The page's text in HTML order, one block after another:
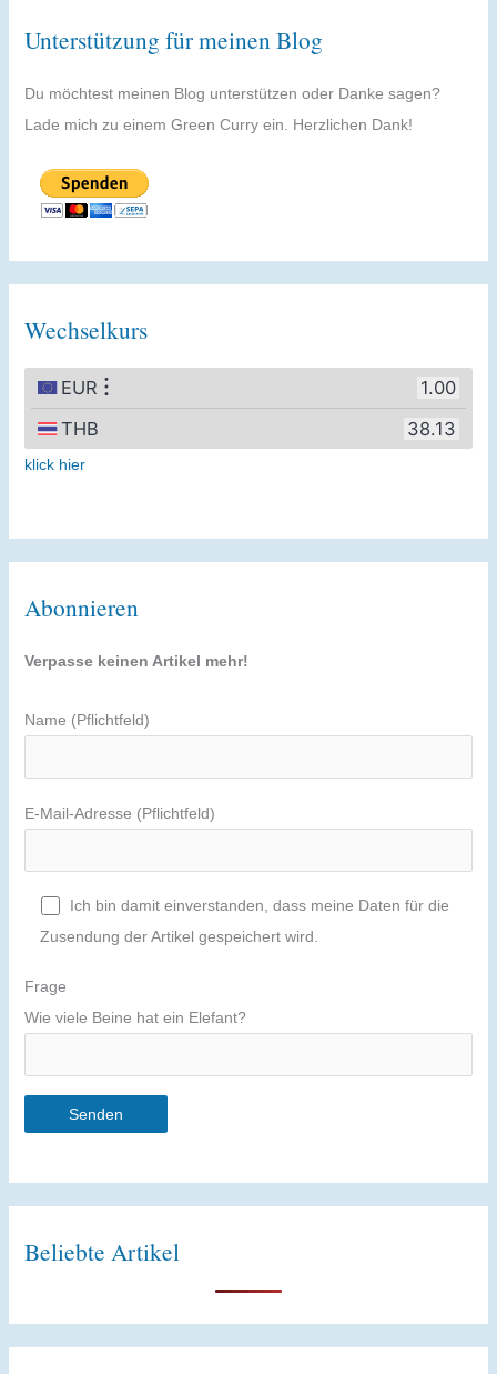
Unterstützung für meinen Blog
Du möchtest meinen Blog unterstützen oder Danke sagen?
Lade mich zu einem Green Curry ein. Herzlichen Dank!
Wechselkurs
klick hier
Abonnieren
Verpasse keinen Artikel mehr!
Name (Pflichtfeld)
E-Mail-Adresse (Pflichtfeld)
Ich bin damit einverstanden, dass meine Daten für die
Zusendung der Artikel gespeichert wird.
Frage
Wie viele Beine hat ein Elefant?
e
n
Beliebte Artikel